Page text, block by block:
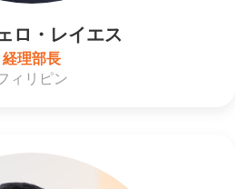
ロ・レイエス
経理部長
ィリピン